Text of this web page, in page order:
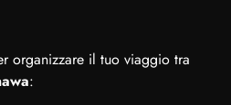
organizzare il tuo viaggio tra
: